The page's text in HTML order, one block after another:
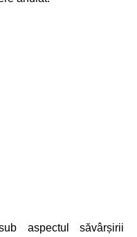
aspectul săvârșirii